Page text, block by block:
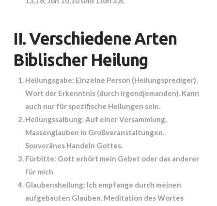
II. Verschiedene Arten
Biblischer Heilung
Heilungsgabe: Einzelne Person (Heilungsprediger),
Wort der Erkenntnis (durch irgendjemanden). Kann
auch nur für spezifische Heilungen sein.
Heilungssalbung: Auf einer Versammlung,
Massenglauben in Großveranstaltungen.
Souveränes Handeln Gottes.
Fürbitte: Gott erhört mein Gebet oder das anderer
für mich
Glaubensheilung: Ich empfange durch meinen
aufgebauten Glauben. Meditation des Wortes